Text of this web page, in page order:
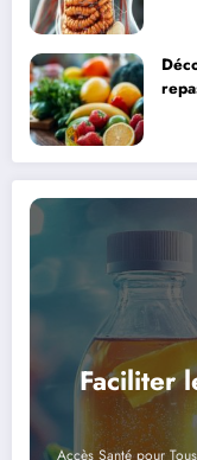
Faciliter
Accès Santé pour